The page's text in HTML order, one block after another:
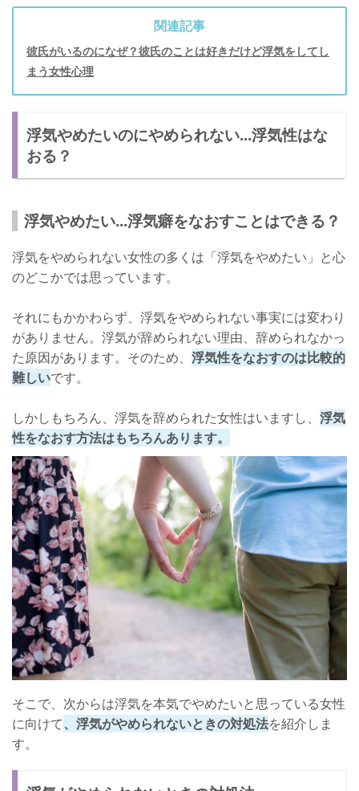
関連記事
彼氏がいるのになぜ？彼氏のことは好きだけど浮気をしてし
まう女性心理
浮気やめたいのにやめられない...浮気性はな
おる？
浮気やめたい...浮気癖をなおすことはできる？
浮気をやめられない女性の多くは「浮気をやめたい」と心
のどこかでは思っています。
それにもかかわらず、浮気をやめられない事実には変わり
がありません。浮気が辞められない理由、辞められなかっ
た原因があります。そのため、 浮気性をなおすのは比較的
難しいです。
しかしもちろん、浮気を辞められた女性はいますし、 浮気
性をなおす方法はもちろんあります。
そこで、次からは浮気を本気でやめたいと思っている女性
に向けて、浮気がやめられないときの対処法を紹介しま
す。